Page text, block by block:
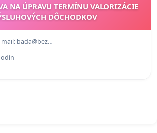
DÔCHODKOV
bada@bez…